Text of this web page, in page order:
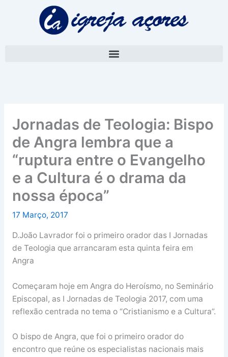
Jornadas de Teologia: Bispo
de Angra lembra que a
“ruptura entre o Evangelho
e a Cultura é o drama da
nossa época”
17 Março, 2017
D.João Lavrador foi o primeiro orador das I Jornadas
de Teologia que arrancaram esta quinta feira em
Angra
Começaram hoje em Angra do Heroísmo, no Seminário
Episcopal, as I Jornadas de Teologia 2017, com uma
reflexão centrada no tema o “Cristianismo e a Cultura”.
O bispo de Angra, que foi o primeiro orador do
encontro que reúne os especialistas nacionais mais